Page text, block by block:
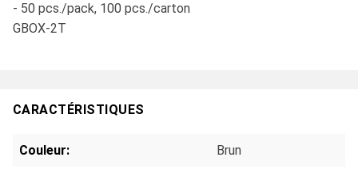
- 50 pcs./pack, 100 pcs./carton
GBOX-2T
CARACTÉRISTIQUES
Couleur: Brun